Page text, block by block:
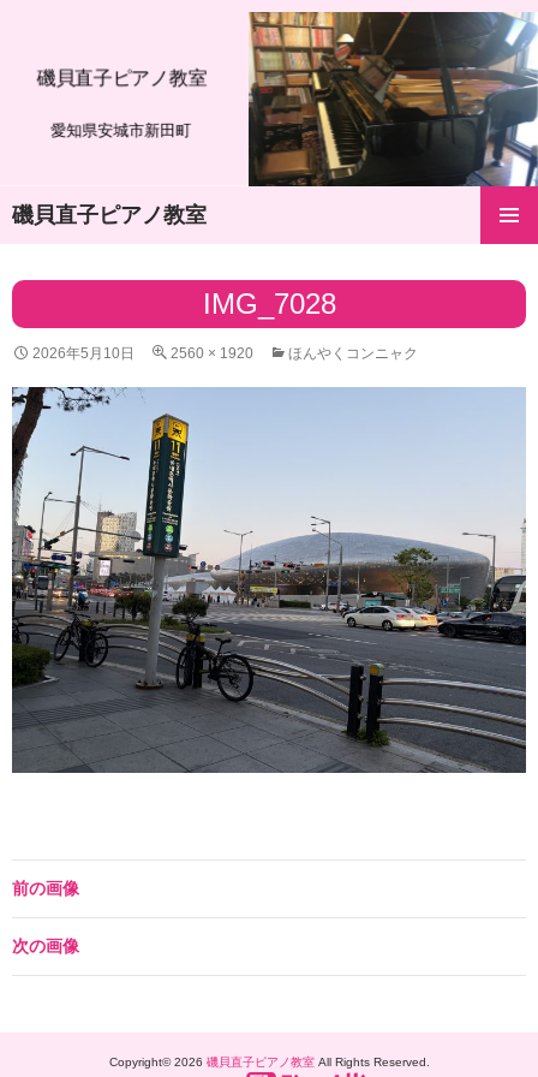
愛知県安城市新田町
磯貝直子ピアノ教室
磯貝直子ピアノ教室
テ
へ
ス
キ
ッ
プ
IMG_7028
2026年5月10日 2560 × 1920 ほんやくコンニャク
前の画像
次の画像
Copyright© 2026 磯貝直子ピアノ教室All Rights Reserved.